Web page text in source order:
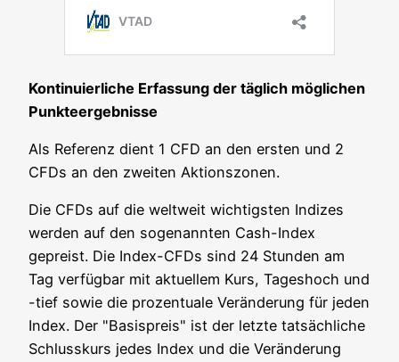
Kon­ti­nu­ier­li­che Erfas­sung der täg­lich mög­li­chen
Punkteergebnisse
Als Refe­renz dient 1 CFD an den ers­ten und 2
CFDs an den zwei­ten Aktionszonen.
Die CFDs auf die welt­weit wich­tigs­ten Indi­zes
wer­den auf den soge­nann­ten Cash-Index
gepreist. Die Index-CFDs sind 24 Stun­den am
Tag ver­füg­bar mit aktu­el­lem Kurs, Tages­hoch und
-tief sowie die pro­zen­tua­le Ver­än­de­rung für jeden
Index. Der "Basis­preis" ist der letz­te tat­säch­li­che
Schluss­kurs jedes Index und die Ver­än­de­rung